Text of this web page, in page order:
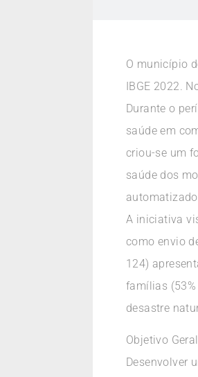
O município
IBGE 2022.
Durante o
saúde em
criou-se um
saúde dos
A iniciativa
como envio
124)
famílias
desastre
Objetivo
Desenvolver